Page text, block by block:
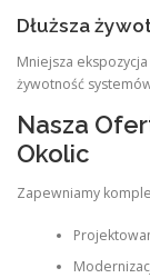
Dłuższa
Mniejsza
żywotność
Nasza
Okolic
Zapewniamy